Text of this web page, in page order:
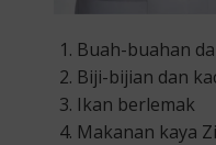
Buah-buahan
Biji-bijian dan
Ikan berlemak
Makanan kaya